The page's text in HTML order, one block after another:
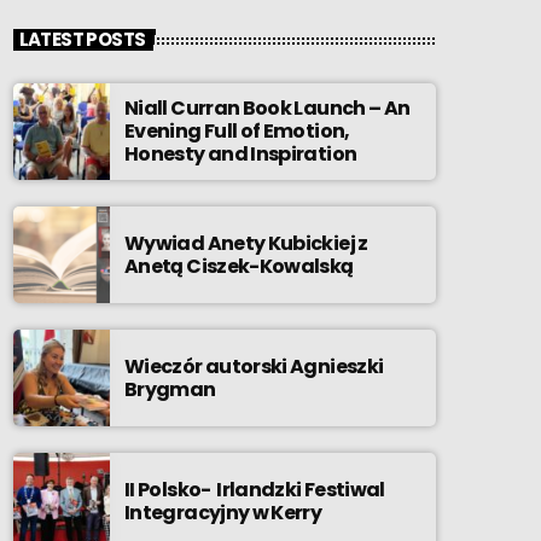
LATEST POSTS
Niall Curran Book Launch – An
Evening Full of Emotion,
Honesty and Inspiration
Wywiad Anety Kubickiej z
Anetą Ciszek-Kowalską
Wieczór autorski Agnieszki
Brygman
II Polsko- Irlandzki Festiwal
Integracyjny w Kerry